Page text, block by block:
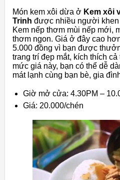
Món kem xôi dừa ở Kem xôi
Trinh được nhiều người khen
Kem nếp thơm mùi nếp mới,
thơm ngon. Giá ở đây cao
5.000 đồng vì bạn được
trang trí đẹp mắt, kích thích
mức giá này, bạn có thể dễ
mát lạnh cùng bạn bè, gia
Giờ mở cửa: 4.30PM –
Giá: 20.000/chén